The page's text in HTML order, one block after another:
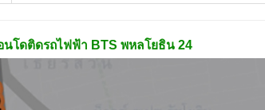
โดติดรถไฟฟ้า BTS พหลโยธิน 24